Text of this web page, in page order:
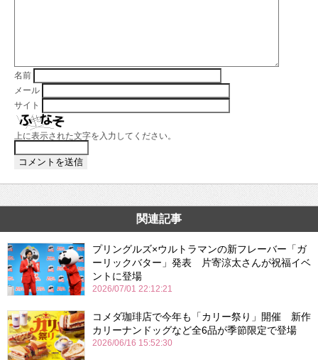
名前
メール
サイト
上に表示された文字を入力してください。
関連記事
プリングルズ×ウルトラマンの新フレーバー「ガ
ーリックバター」発表 片寄涼太さんが祝福イベ
ントに登場
2026/07/01 22:12:21
コメダ珈琲店で今年も「カリー祭り」開催 新作
カリーナンドッグなど全6品が季節限定で登場
2026/06/16 15:52:30